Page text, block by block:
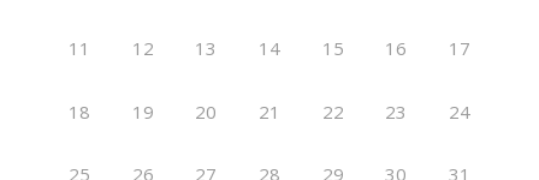
11 12 13 14 15 16 17
18 19 20 21 22 23 24
25 26 27 28 29 30 31